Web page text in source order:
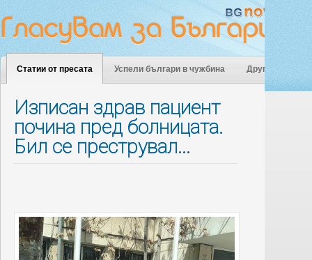
Статии от пресата Успели българи в чужбина Други
Изписан здрав пациент
почина пред болницата.
Бил се преструвал...